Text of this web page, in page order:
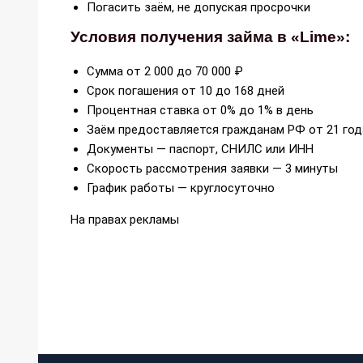
Погасить заём, не допуская просрочки
Условия получения займа в «Lime»:
Cумма от 2 000 до 70 000 ₽
Срок погашения от 10 до 168 дней
Процентная ставка от 0% до 1% в день
Заём предоставляется гражданам РФ от 21
Документы — паспорт, СНИЛС или ИНН
Скорость рассмотрения заявки — 3 минуты
График работы — круглосуточно
На правах рекламы